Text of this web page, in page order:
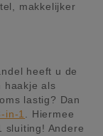
makkelijker
heeft u de
haakje als
lastig? Dan
in-1. Hiermee
sluiting! Andere